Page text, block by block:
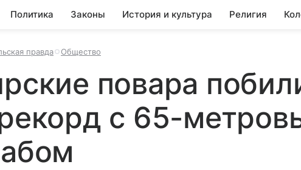
Политика Законы История и культура Религия
правда Общество
повара
с 65-